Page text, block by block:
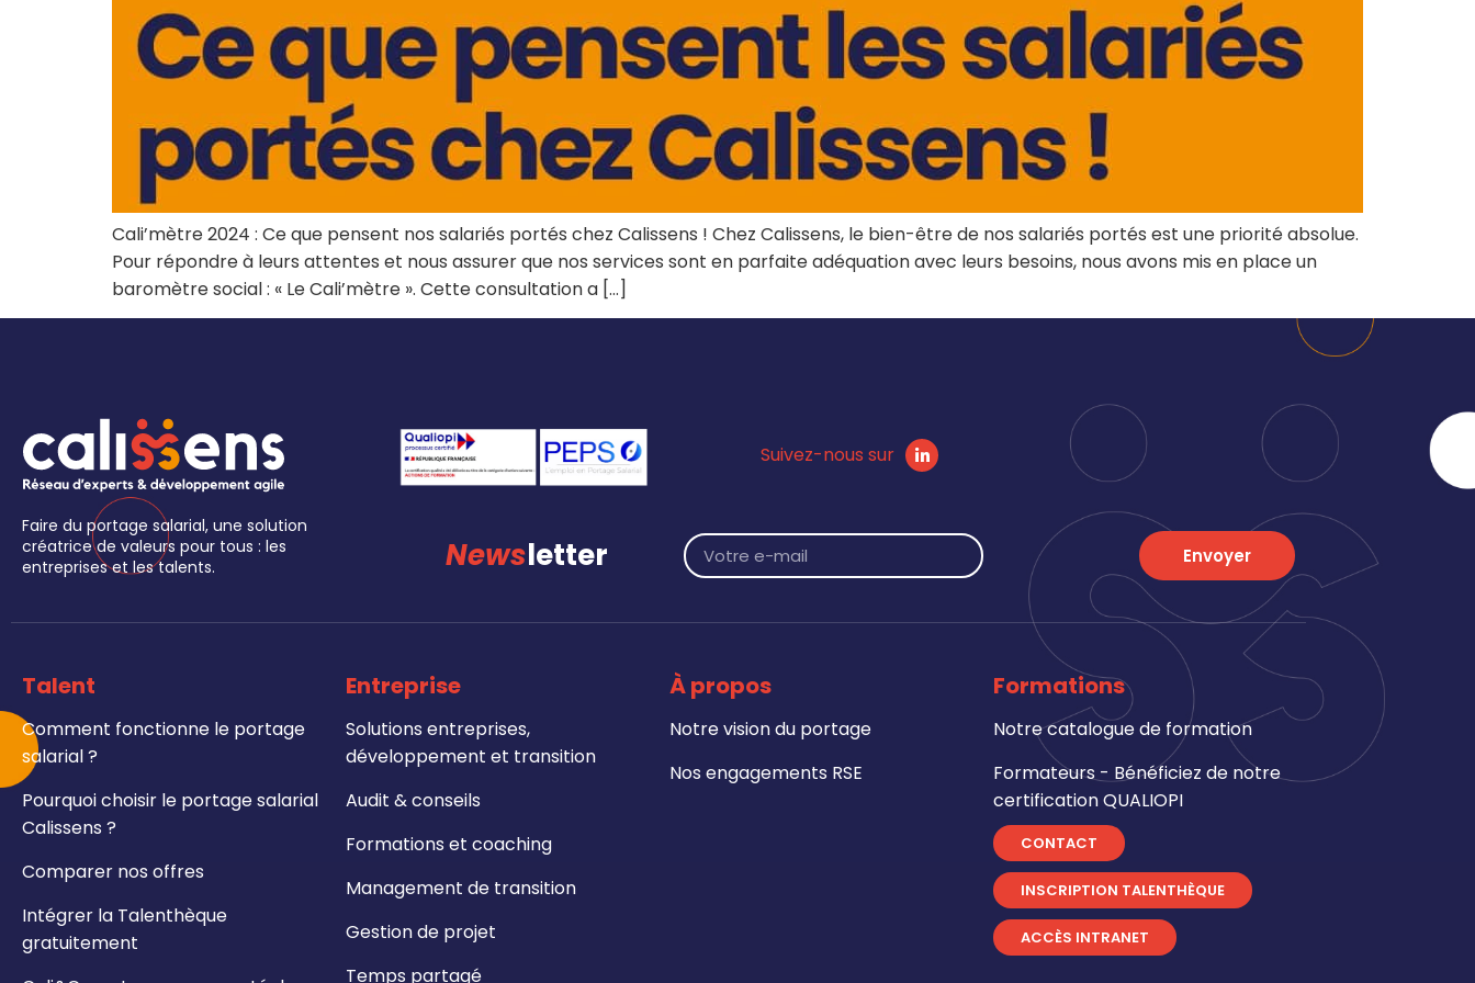
Booster mon
activité
réseau
dynamique
transition
Auditer mon
équipes
Renforcer mes
Cali’mètre 2024 : Ce que pensent nos salariés portés chez Calissens ! Chez Calissens, le bien-être de nos salariés portés est une priorité absolue.
Pour répondre à leurs attentes et nous assurer que nos services sont en parfaite adéquation avec leurs besoins, nous avons mis en place un
baromètre social : « Le Cali’mètre ». Cette consultation a […]
Suivez-nous sur
Faire du portage salarial, une solution
créatrice de valeurs pour tous : les
entreprises et les talents.
Newsletter Envoyer
Talent
Comment fonctionne le portage
salarial ?
Pourquoi choisir le portage salarial
Calissens ?
Comparer nos offres
Intégrer la Talenthèque
gratuitement
Entreprise
Solutions entreprises,
développement et transition
Audit & conseils
Formations et coaching
Management de transition
Gestion de projet
Temps partagé
À propos
Notre vision du portage
Nos engagements RSE
Formations
Notre catalogue de formation
Formateurs - Bénéficiez de notre
certification QUALIOPI
CONTACT
INSCRIPTION TALENTHÈQUE
ACCÈS INTRANET